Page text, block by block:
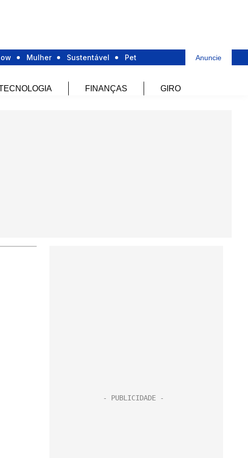
Mulher Sustentável Pet Anuncie
FINANÇAS GIRO